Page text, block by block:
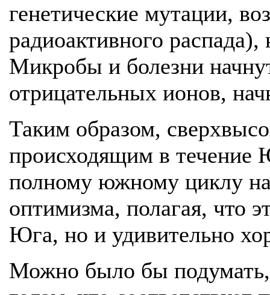
генетические мутации,
радиоактивного
Микробы и болезни
отрицательных ионов,
Таким образом,
происходящим в течение
полному южному циклу
оптимизма, полагая, что
Юга, но и удивительно
Можно было бы подумать,